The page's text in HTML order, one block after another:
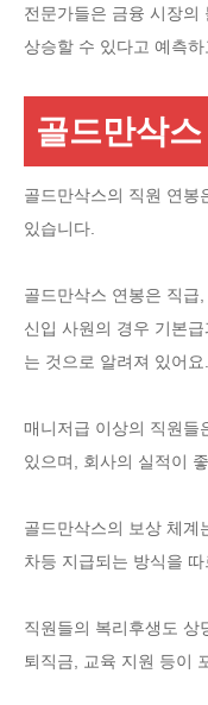
전문가들은 금융 시장의
상승할 수 있다고 예측
골드만삭
골드만삭스의 직원 연봉
있습니다.
골드만삭스 연봉은 직급
신입 사원의 경우 기본
는 것으로 알려져 있어요.
매니저급 이상의 직원들
있으며, 회사의 실적이
골드만삭스의 보상 체계
차등 지급되는 방식을
직원들의 복리후생도 상
퇴직금, 교육 지원 등이